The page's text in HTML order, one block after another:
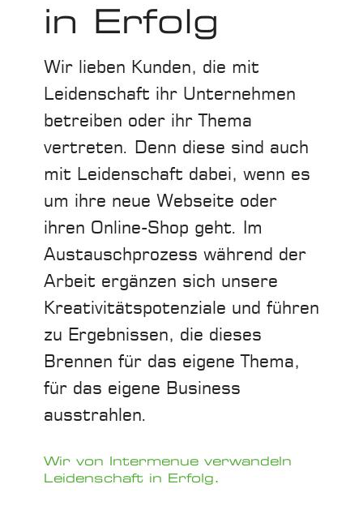
in Erfolg
Wir lieben Kunden, die mit
Leidenschaft ihr Unternehmen
betreiben oder ihr Thema
vertreten. Denn diese sind auch
mit Leidenschaft dabei, wenn es
um ihre neue Webseite oder
ihren Online-Shop geht. Im
Austauschprozess während der
Arbeit ergänzen sich unsere
Kreativitätspotenziale und führen
zu Ergebnissen, die dieses
Brennen für das eigene Thema,
für das eigene Business
ausstrahlen.
Wir von Intermenue verwandeln
Leidenschaft in Erfolg.